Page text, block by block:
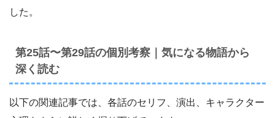
した。
第25話〜第29話の個別考察｜気になる物語から
深く読む
以下の関連記事では、各話のセリフ、演出、キャラクター